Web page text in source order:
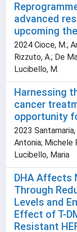
advanced
upcoming
2024 Cioce, M.;
Rizzuto, A.; De
Lucibello, M.
Harnessing
cancer
opportunity
2023
Antonia; Michele
Lucibello, Maria
DHA Affects
Through
Levels and
Effect of T-
Resistant